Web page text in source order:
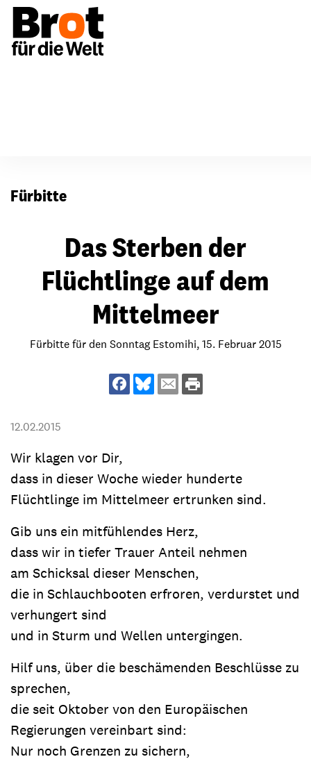
Fürbitte
Das Sterben der
Flüchtlinge auf dem
Mittelmeer
Fürbitte für den Sonntag Estomihi, 15. Februar 2015
12.02.2015
Wir klagen vor Dir,
dass in dieser Woche wieder hunderte
Flüchtlinge im Mittelmeer ertrunken sind.
Gib uns ein mitfühlendes Herz,
dass wir in tiefer Trauer Anteil nehmen
am Schicksal dieser Menschen,
die in Schlauchbooten erfroren, verdurstet und
verhungert sind
und in Sturm und Wellen untergingen.
Hilf uns, über die beschämenden Beschlüsse zu
sprechen,
die seit Oktober von den Europäischen
Regierungen vereinbart sind:
Nur noch Grenzen zu sichern,